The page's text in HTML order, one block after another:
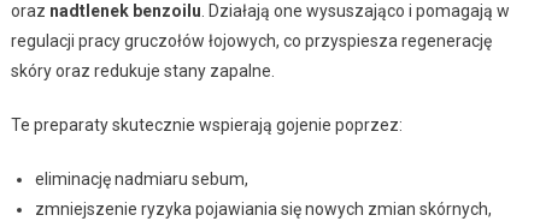
oraz nadtlenek benzoilu . Działają one wysuszająco i pomagają w
regulacji pracy gruczołów łojowych, co przyspiesza regenerację
skóry oraz redukuje stany zapalne.
Te preparaty skutecznie wspierają gojenie poprzez:
eliminację nadmiaru sebum,
zmniejszenie ryzyka pojawiania się nowych zmian skórnych,